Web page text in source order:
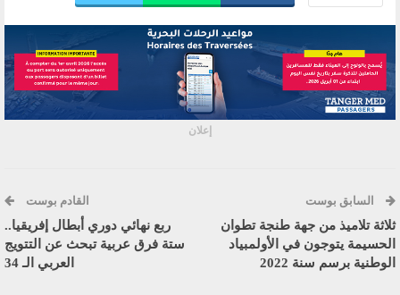
إعلان
السابق بوست
ثلاثة تلاميذ من جهة طنجة تطوان
الحسيمة يتوجون في الأولمبياد
الوطنية برسم سنة 2022
القادم بوست
ربع نهائي دوري أبطال إفريقيا..
ستة فرق عربية تبحث عن التتويج
العربي الـ 34